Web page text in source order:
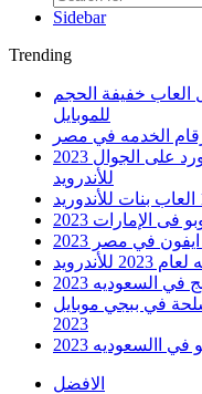
Sidebar
Trending
العاب خفيفة الحجم
للموبايل
الخدمه في مصر
أفضل 5 تطبيقات لقراءة ملفات الوورد على الجوال 2023
للأندرويد
فى الإمارات 2023
في مصر 2023
السعوديه 2023
في ببجي موبايل
2023
في االسعوديه 2023
الافضل